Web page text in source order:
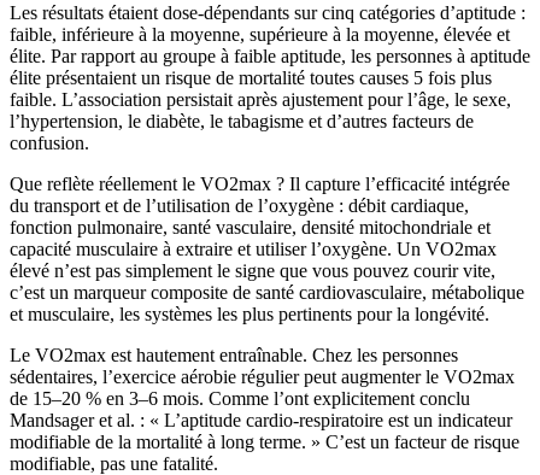
Les résultats étaient dose-dépendants sur cinq catégories d’aptitude :
faible, inférieure à la moyenne, supérieure à la moyenne, élevée et
élite. Par rapport au groupe à faible aptitude, les personnes à aptitude
élite présentaient un risque de mortalité toutes causes 5 fois plus
faible. L’association persistait après ajustement pour l’âge, le sexe,
l’hypertension, le diabète, le tabagisme et d’autres facteurs de
confusion.
Que reflète réellement le VO2max ? Il capture l’efficacité intégrée
du transport et de l’utilisation de l’oxygène : débit cardiaque,
fonction pulmonaire, santé vasculaire, densité mitochondriale et
capacité musculaire à extraire et utiliser l’oxygène. Un VO2max
élevé n’est pas simplement le signe que vous pouvez courir vite,
c’est un marqueur composite de santé cardiovasculaire, métabolique
et musculaire, les systèmes les plus pertinents pour la longévité.
Le VO2max est hautement entraînable. Chez les personnes
sédentaires, l’exercice aérobie régulier peut augmenter le VO2max
de 15–20 % en 3–6 mois. Comme l’ont explicitement conclu
Mandsager et al. : « L’aptitude cardio-respiratoire est un indicateur
modifiable de la mortalité à long terme. » C’est un facteur de risque
modifiable, pas une fatalité.